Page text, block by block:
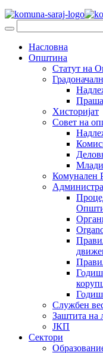
Насловна
Општина
Статут на
Хисторијат
Совет на
Комунален
Службен
Заштита на
ЈКП
Сектори